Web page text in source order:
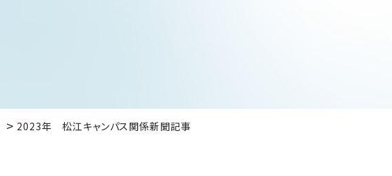
2023年 松江キャンパス関係新聞記事